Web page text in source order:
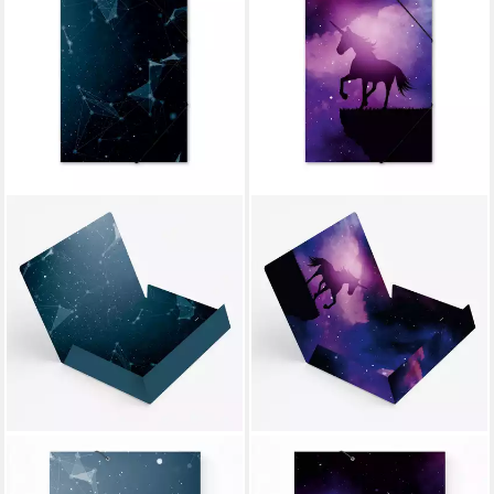
ITENGA
Organisationsmappe itenga
ITENGA
Organisationsmappe itenga